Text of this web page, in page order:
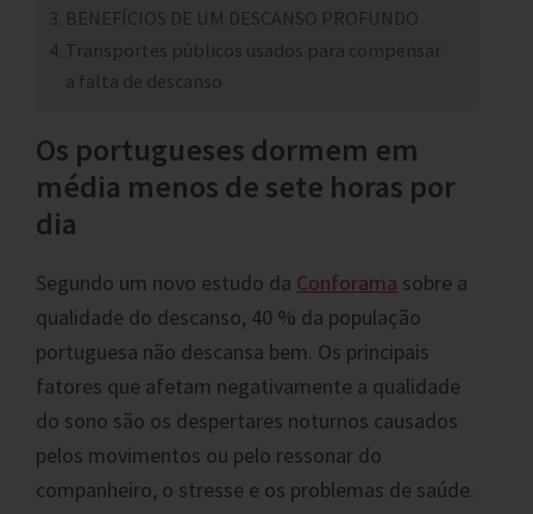
BENEFÍCIOS DE UM DESCANSO PROFUNDO
Transportes públicos usados para compensar
a falta de descanso
Os portugueses dormem em
média menos de sete horas por
dia
Segundo um novo estudo da Conforama sobre a
qualidade do descanso, 40 % da população
portuguesa não descansa bem. Os principais
fatores que afetam negativamente a qualidade
do sono são os despertares noturnos causados
pelos movimentos ou pelo ressonar do
companheiro, o stresse e os problemas de saúde.